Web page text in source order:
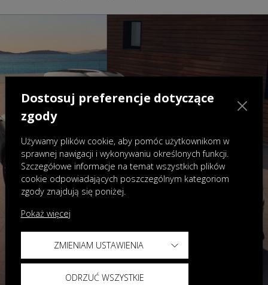
Dostosuj preferencje dotyczące
zgody
Używamy plików cookie, aby pomóc użytkownikom w
sprawnej nawigacji i wykonywaniu określonych funkcji.
Szczegółowe informacje na temat wszystkich plików
cookie odpowiadających poszczególnym kategoriom
zgody znajdują się poniżej.
Pokaż więcej
ZMIENIAM USTAWIENIA
ODRZUĆ WSZYSTKIE